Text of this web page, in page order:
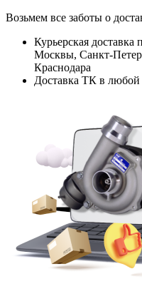
Возьмем все заботы о
Курьерская
Москвы, Санкт-
Краснодара
Доставка ТК в любой